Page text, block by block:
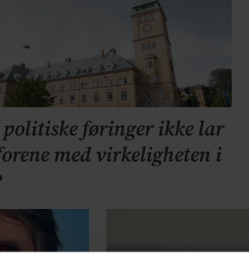
føringer ikke lar
med virkeligheten i